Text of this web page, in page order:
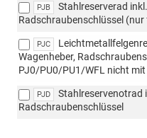
PJB
Stahlreserverad
Radschraubenschlüssel
PJC
Wagenheber,
PJ0/PU0/PU1/WFL nicht mit
PJD
Stahlreservenotrad
Radschraubenschlüssel